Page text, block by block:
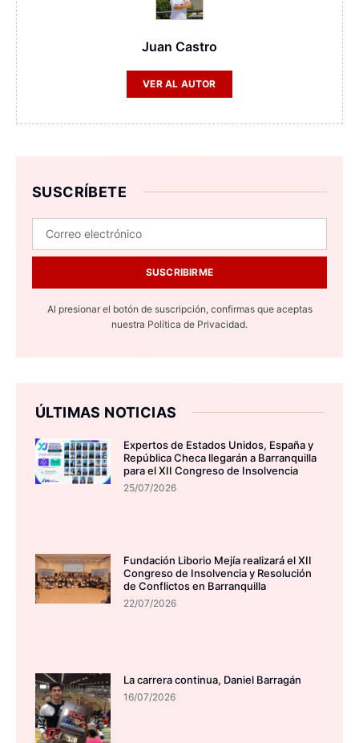
Juan Castro
VER AL AUTOR
SUSCRÍBETE
SUSCRIBIRME
Al presionar el botón de suscripción, confirmas que aceptas
nuestra Política de Privacidad.
ÚLTIMAS NOTICIAS
Expertos de Estados Unidos, España y
República Checa llegarán a Barranquilla
para el XII Congreso de Insolvencia
25/07/2026
Fundación Liborio Mejía realizará el XII
Congreso de Insolvencia y Resolución
de Conflictos en Barranquilla
22/07/2026
La carrera continua, Daniel Barragán
16/07/2026